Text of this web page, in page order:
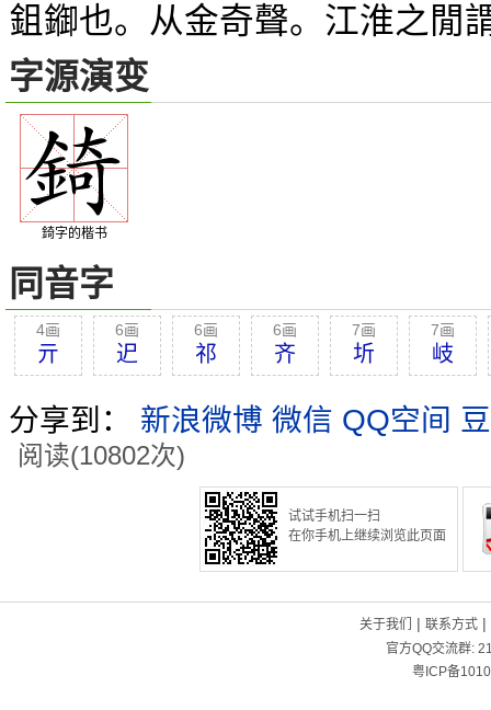
鉏 䥏也。从金奇聲。江淮之閒
字源演变
錡字的楷书
同音字
4画
亓
6画
迉
6画
祁
6画
齐
7画
圻
7画
岐
分享到： 新浪微博 微信 QQ空间
阅读(10802次)
试试手机扫一扫
在你手机上继续浏览此页面
关于我们 | 联系方式|
官方QQ交流群:
粤ICP备